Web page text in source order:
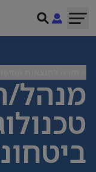
מנהל/